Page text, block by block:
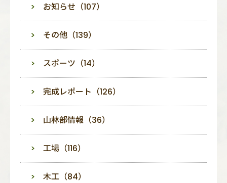
お知らせ（107）
その他（139）
スポーツ（14）
完成レポート（126）
山林部情報（36）
工場（116）
木工（84）